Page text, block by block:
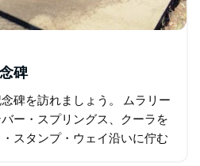
碑
碑を訪れましょう。 ムラリー
ー・スプリングス、クーラを
スタンプ・ウェイ沿いに佇む